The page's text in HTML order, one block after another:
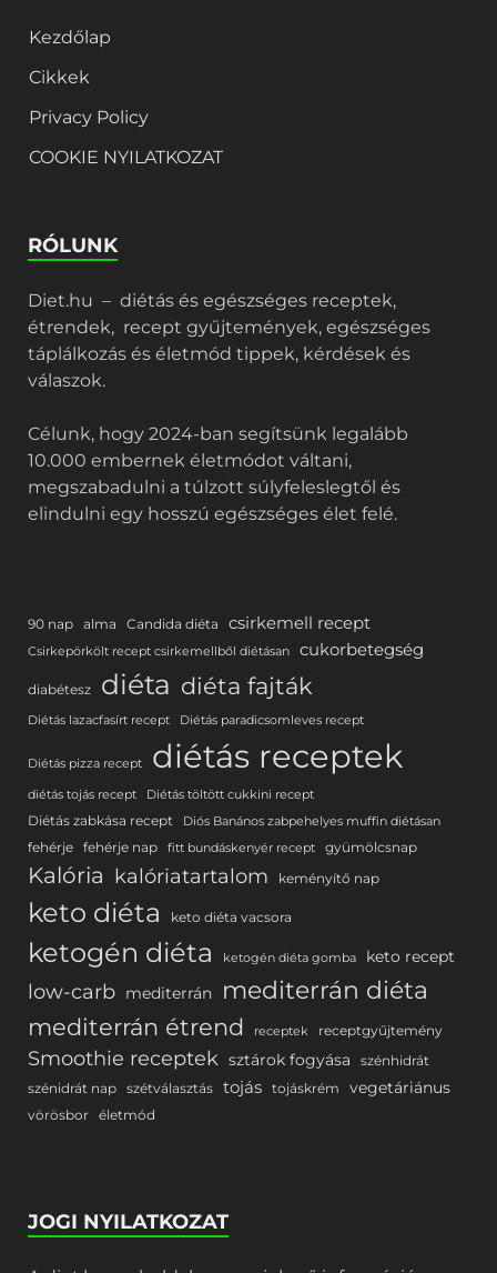
Kezdőlap
Cikkek
Privacy Policy
COOKIE NYILATKOZAT
RÓLUNK
Diet.hu – diétás és egészséges receptek,
étrendek, recept gyűjtemények, egészséges
táplálkozás és életmód tippek, kérdések és
válaszok.
Célunk, hogy 2024-ban segítsünk legalább
10.000 embernek életmódot váltani,
megszabadulni a túlzott súlyfeleslegtől és
elindulni egy hosszú egészséges élet felé.
90 nap alma Candida diéta csirkemell recept
Csirkepörkölt recept csirkemellből diétásan cukorbetegség
diabétesz diéta diéta fajták
Diétás lazacfasírt recept Diétás paradicsomleves recept
Diétás pizza recept diétás receptek
diétás tojás recept Diétás töltött cukkini recept
Diétás zabkása recept Diós Banános zabpehelyes muffin diétásan
fehérje fehérje nap fitt bundáskenyér recept gyümölcsnap
Kalória kalóriatartalom keményítő nap
keto diéta keto diéta vacsora
ketogén diéta ketogén diéta gomba keto recept
low-carb mediterrán mediterrán diéta
mediterrán étrend receptek receptgyűjtemény
Smoothie receptek sztárok fogyása
szénhidrát
szénidrát nap szétválasztás tojás tojáskrém vegetáriánus
vörösbor életmód
JOGI NYILATKOZAT